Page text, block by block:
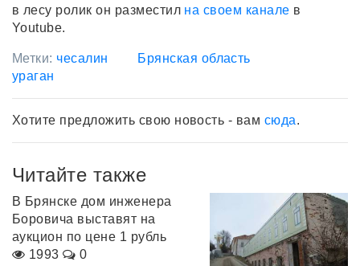
в лесу ролик он разместил на своем канале в
Youtube.
Метки: чесалин
Брянская область
ураган
Хотите предложить свою новость - вам сюда.
Читайте также
В Брянске дом инженера
Боровича выставят на
аукцион по цене 1 рубль
1993
0